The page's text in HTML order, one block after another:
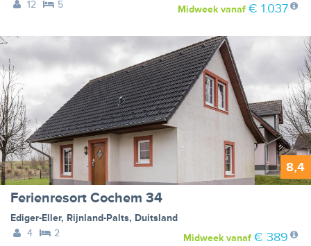
12 5 Midweekvanaf € 1.037
8,4
Ferienresort Cochem 34
Ediger-Eller, Rijnland-Palts, Duitsland
4
2 Midweekvanaf € 389